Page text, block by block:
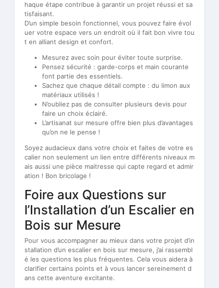
haque étape contribue à garantir un projet réussi et sa
tisfaisant.
D’un simple besoin fonctionnel, vous pouvez faire évol
uer votre espace vers un endroit où il fait bon vivre tou
t en alliant design et confort.
Mesurez avec soin pour éviter toute surprise.
Pensez sécurité : garde-corps et main courante
font partie des essentiels.
Sachez que chaque détail compte : du limon aux
matériaux utilisés !
N’oubliez pas de consulter plusieurs devis pour
faire un choix éclairé.
L’artisanat sur mesure offre bien plus d’avantages
qu’on ne le pense !
Soyez audacieux dans votre choix et faites de votre es
calier non seulement un lien entre différents niveaux m
ais aussi une pièce maitresse qui capte regard et admir
ation ! Bon bricolage !
Foire aux Questions sur
l’Installation d’un Escalier en
Bois sur Mesure
Pour vous accompagner au mieux dans votre projet d’in
stallation d’un escalier en bois sur mesure, j’ai rassembl
é les questions les plus fréquentes. Cela vous aidera à
clarifier certains points et à vous lancer sereinement d
ans cette aventure excitante.